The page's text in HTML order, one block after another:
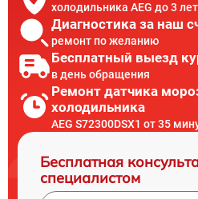
холодильника AEG до 3 лет
Диагностика за наш
ремонт по желанию
Бесплатный выезд
в день обращения
Ремонт датчика
холодильника
AEG S72300DSX1 от 35
Бесплатная
специалистом